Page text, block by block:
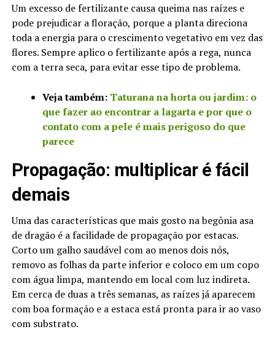
Um excesso de fertilizante causa queima nas raízes e
pode prejudicar a floração, porque a planta direciona
toda a energia para o crescimento vegetativo em vez das
flores. Sempre aplico o fertilizante após a rega, nunca
com a terra seca, para evitar esse tipo de problema.
Veja também: Taturana na horta ou jardim: o
que fazer ao encontrar a lagarta e por que o
contato com a pele é mais perigoso do que
parece
Propagação: multiplicar é fácil
demais
Uma das características que mais gosto na begônia asa
de dragão é a facilidade de propagação por estacas.
Corto um galho saudável com ao menos dois nós,
removo as folhas da parte inferior e coloco em um copo
com água limpa, mantendo em local com luz indireta.
Em cerca de duas a três semanas, as raízes já aparecem
com boa formação e a estaca está pronta para ir ao vaso
com substrato.